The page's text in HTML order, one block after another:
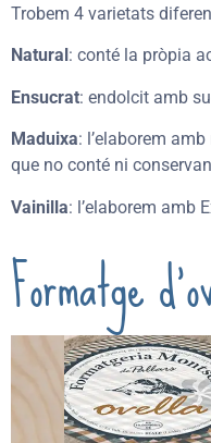
Trobem 4 varietats
Natural : conté la pròpia
Ensucrat: endolcit amb
Maduixa: l’elaborem
que no conté ni
Vainilla: l’elaborem amb
Formatge